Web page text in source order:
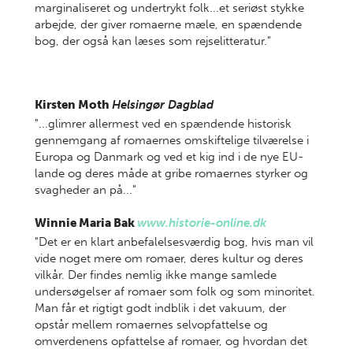
marginaliseret og undertrykt folk...et seriøst stykke
arbejde, der giver romaerne mæle, en spændende
bog, der også kan læses som rejselitteratur."
Kirsten Moth Helsingør Dagblad
"...glimrer allermest ved en spændende historisk
gennemgang af romaernes omskiftelige tilværelse i
Europa og Danmark og ved et kig ind i de nye EU-
lande og deres måde at gribe romaernes styrker og
svagheder an på..."
Winnie Maria Bak www.historie-online.dk
"Det er en klart anbefalelsesværdig bog, hvis man vil
vide noget mere om romaer, deres kultur og deres
vilkår. Der findes nemlig ikke mange samlede
undersøgelser af romaer som folk og som minoritet.
Man får et rigtigt godt indblik i det vakuum, der
opstår mellem romaernes selvopfattelse og
omverdenens opfattelse af romaer, og hvordan det